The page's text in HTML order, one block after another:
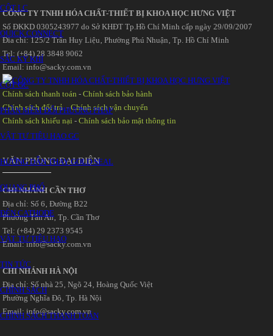
CỘT LC
QUICK CONNECT
SẮC KÝ KHÍ
CỘT GC
PHẦN MỀM ĐỔI PHƯƠNG PHÁP
VẬT TƯ TIÊU HAO GC
HƯỚNG DẪN THAY GOLD SEAL
QUANG PHỔ
ĐÈN CATHODE
VẬT TƯ TIÊU HAO
TIN TỨC
CHÍNH SÁCH
CHÍNH SÁCH THANH TOÁN
CÔNG TY TNHH HÓA CHẤT-THIẾT BỊ KHOA HỌC HƯNG VIỆT
Số ĐKKD 0305243977 do Sở KHĐT Tp.Hồ Chí Minh cấp ngày 29/09/2007
Đia chỉ: 125/2 Trần Huy Liệu‚ Phường Phú Nhuận‚ Tp. Hồ Chí Minh
Tel: (+84) 28 3848 9062
Email: info@sacky.com.vn
Chính sách thanh toán -Chính sách bảo hành
Chính sách đổi trả-Chính sách vận chuyển
Chính sách khiếu nại -Chính sách bảo mật thông tin
VĂN PHÒNG ĐẠI DIỆN
CHI NHÁNH CẦN THƠ
Địa chỉ: Số 6‚ Đường B22
Phường Tân An‚ Tp. Cần Thơ
Tel: (+84) 29 2373 9545
Email: info@sacky.com.vn
CHI NHÁNH HÀ NỘI
Địa chỉ: Số nhà 25‚ Ngõ 24‚ Hoàng Quốc Việt
Phường Nghĩa Đô‚ Tp. Hà Nội
Email: info@sacky.com.vn